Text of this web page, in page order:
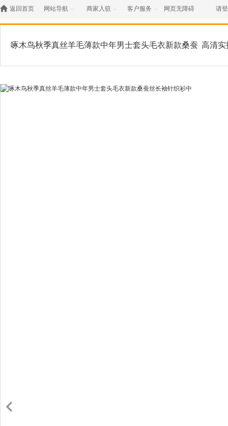
 返回首页 网站导航  商家入驻  客户服务  网页无障碍 请
啄木鸟秋季真丝羊毛薄款中年男士套头毛衣新款桑蚕 高清实